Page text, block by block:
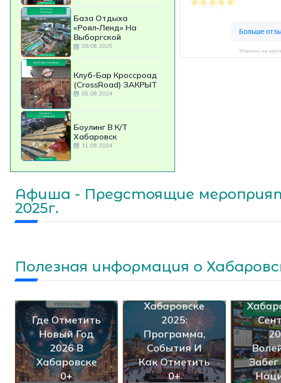
База Отдыха
«Роял‑Ленд» На
Выборгской
09.08.2025
Клуб-Бар Кроссроад
(CrossRoad) ЗАКРЫТ
05.08.2024
Боулинг В К/т
Хабаровск
31.08.2024
Shanson на
Афиша - Предстоящие
2025г.
Полезная информация о
День
Народного
Хабаровске
2025:
Программа,
События И
Как Отметить
0+
Ключевые
Спортивные
Хабаровске В
Сентябре
2025:
Волейбол И
Забег «Кросс
Наций» 0+